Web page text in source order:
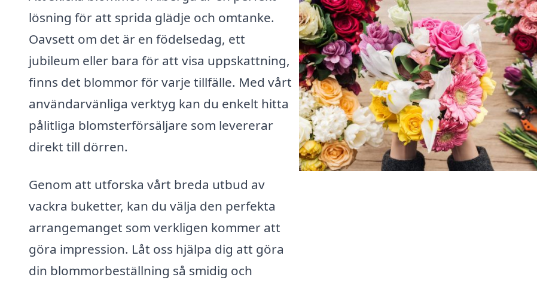
lösning för att sprida glädje och omtanke.
Oavsett om det är en födelsedag, ett
jubileum eller bara för att visa uppskattning,
finns det blommor för varje tillfälle. Med vårt
användarvänliga verktyg kan du enkelt hitta
pålitliga blomsterförsäljare som levererar
direkt till dörren.
Genom att utforska vårt breda utbud av
vackra buketter, kan du välja den perfekta
arrangemanget som verkligen kommer att
göra impression. Låt oss hjälpa dig att göra
din blommorbeställning så smidig och